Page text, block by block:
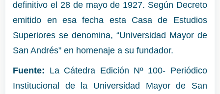
definitivo el 28 de mayo de 1927. Según Decreto
emitido en esa fecha esta Casa de Estudios
Superiores se denomina, “Universidad Mayor de
San Andrés” en homenaje a su fundador.
Fuente: La Cátedra Edición Nº 100- Periódico
Institucional de la Universidad Mayor de San